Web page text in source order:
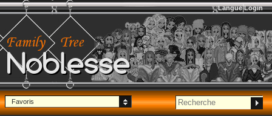
Noblesse
Langue Login
Favoris